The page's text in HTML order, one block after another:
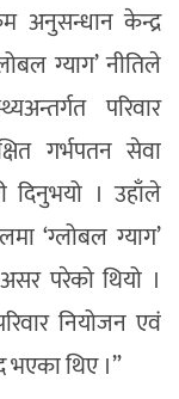
अनुसन्धान केन्द्र
ग्याग’ नीतिले
परिवार
गर्भपतन सेवा
दिनुभयो । उहाँले
‘ग्लोबल ग्याग’
परेको थियो ।
नियोजन एवं
भएका थिए ।”